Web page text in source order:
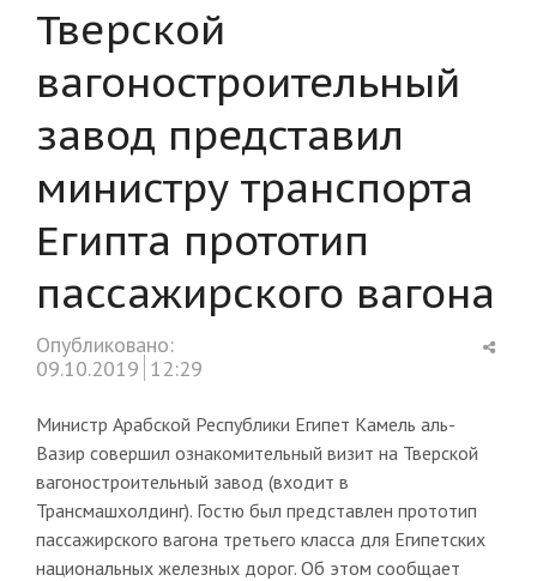
Тверской
вагоностроительный
завод представил
министру транспорта
Египта прототип
пассажирского вагона
Опубликовано:
09.10.2019 12:29
Министр Арабской Республики Египет Камель аль-
Вазир совершил ознакомительный визит на Тверской
вагоностроительный завод (входит в
Трансмашхолдинг). Гостю был представлен прототип
пассажирского вагона третьего класса для Египетских
национальных железных дорог. Об этом сообщает